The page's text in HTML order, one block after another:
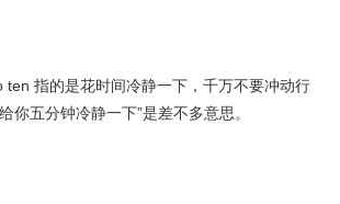
ten 指的是花时间冷静一下，千万不要冲动行
你五分钟冷静一下”是差不多意思。